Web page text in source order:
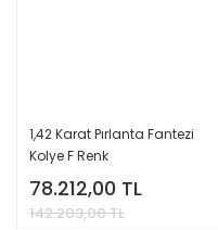
1,42 Karat Pırlanta Fantezi
Kolye F Renk
78.212,00 TL
142.203,00 TL